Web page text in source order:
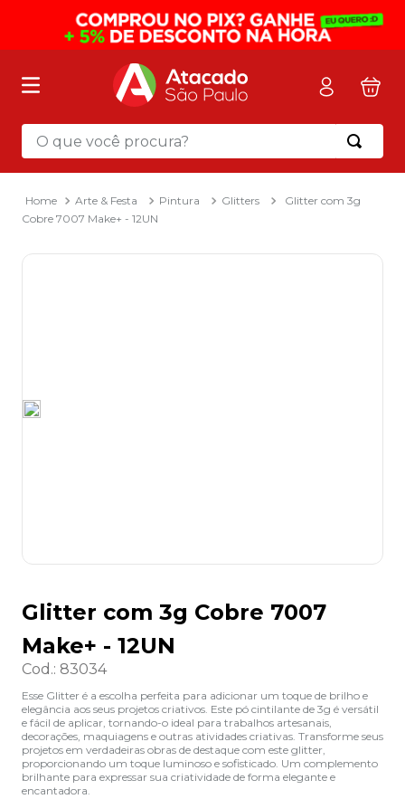
O que você procura?
Arte & Festa Pintura Glitters
Glitter com 3g
Cobre 7007 Make+ - 12UN
Glitter com 3g Cobre 7007
Make+ - 12UN
Cod.: 83034
Esse Glitter é a escolha perfeita para adicionar um toque de brilho e
elegância aos seus projetos criativos. Este pó cintilante de 3g é versátil
e fácil de aplicar, tornando-o ideal para trabalhos artesanais,
decorações, maquiagens e outras atividades criativas. Transforme seus
projetos em verdadeiras obras de destaque com este glitter,
proporcionando um toque luminoso e sofisticado. Um complemento
brilhante para expressar sua criatividade de forma elegante e
encantadora.
Termos mais buscados
mochila
2 º sacola
3º mala
8